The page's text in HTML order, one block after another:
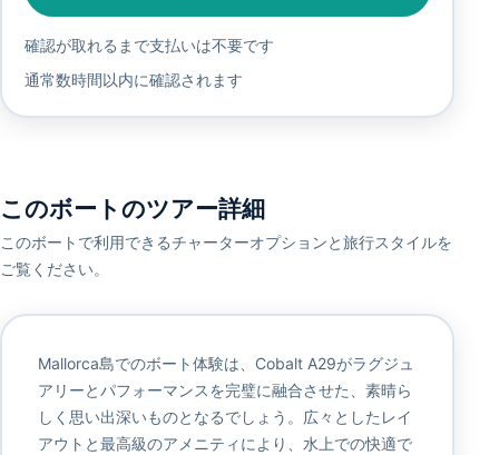
確認が取れるまで支払いは不要です
通常数時間以内に確認されます
このボートのツアー詳細
このボートで利用できるチャーターオプションと旅行スタイルを
ご覧ください。
Mallorca島でのボート体験は、Cobalt A29がラグジュ
アリーとパフォーマンスを完璧に融合させた、素晴ら
しく思い出深いものとなるでしょう。広々としたレイ
アウトと最高級のアメニティにより、水上での快適で